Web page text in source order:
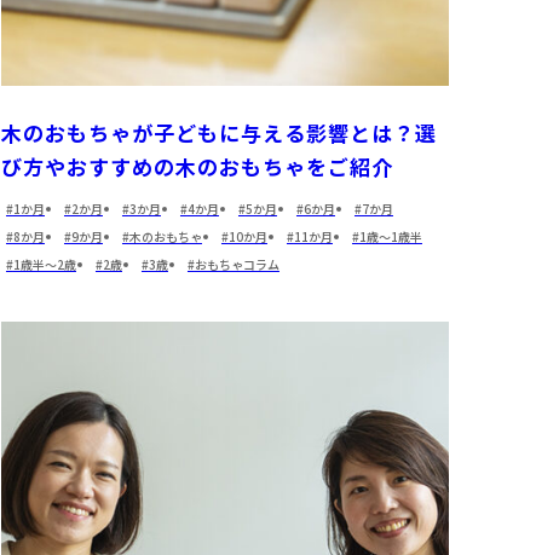
木のおもちゃが子どもに与える影響とは？選
び方やおすすめの木のおもちゃをご紹介
1か月 2か月 3か月 4か月 5か月 6か月
7か月
8か月
9か月 木のおもちゃ 10か月 11か月
1歳～1歳半
1歳半～2歳
2歳 3歳 おもちゃコラム